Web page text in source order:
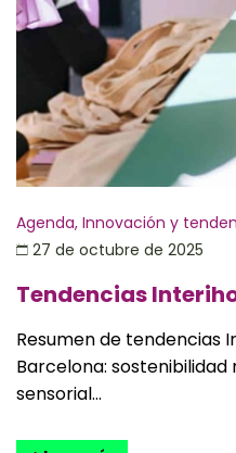
Agenda, Innovación y
27 de octubre de 2025
Tendencias
Resumen de tendencias
Barcelona:
sensorial...